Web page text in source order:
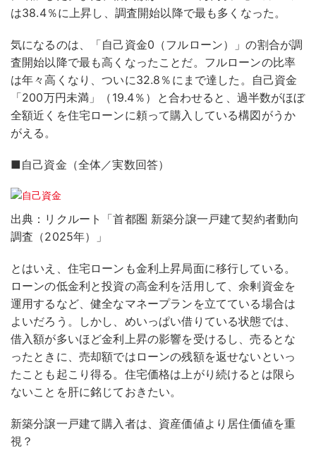
は38.4％に上昇し、調査開始以降で最も多くなった。
気になるのは、「自己資金0（フルローン）」の割合が調
査開始以降で最も高くなったことだ。フルローンの比率
は年々高くなり、ついに32.8％にまで達した。自己資金
「200万円未満」（19.4％）と合わせると、過半数がほぼ
全額近くを住宅ローンに頼って購入している構図がうか
がえる。
■自己資金（全体／実数回答）
出典：リクルート「首都圏 新築分譲一戸建て契約者動向
調査（2025年）」
とはいえ、住宅ローンも金利上昇局面に移行している。
ローンの低金利と投資の高金利を活用して、余剰資金を
運用するなど、健全なマネープランを立てている場合は
よいだろう。しかし、めいっぱい借りている状態では、
借入額が多いほど金利上昇の影響を受けるし、売るとな
ったときに、売却額ではローンの残額を返せないといっ
たことも起こり得る。住宅価格は上がり続けるとは限ら
ないことを肝に銘じておきたい。
新築分譲一戸建て購入者は、資産価値より居住価値を重
視？